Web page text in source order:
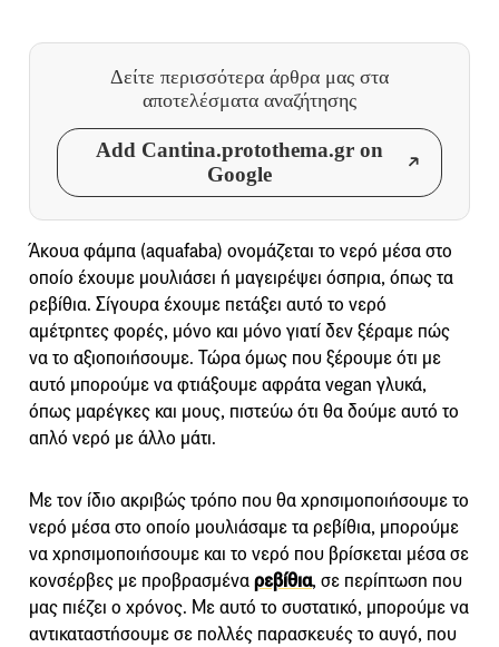
Δείτε περισσότερα άρθρα μας στα
αποτελέσματα αναζήτησης
Add Cantina.protothema.gr on
Google
Άκουα φάμπα (aquafaba) ονομάζεται το νερό μέσα στο
οποίο έχουμε μουλιάσει ή μαγειρέψει όσπρια, όπως τα
ρεβίθια. Σίγουρα έχουμε πετάξει αυτό το νερό
αμέτρητες φορές, μόνο και μόνο γιατί δεν ξέραμε πώς
να το αξιοποιήσουμε. Τώρα όμως που ξέρουμε ότι με
αυτό μπορούμε να φτιάξουμε αφράτα vegan γλυκά,
όπως μαρέγκες και μους, πιστεύω ότι θα δούμε αυτό το
απλό νερό με άλλο μάτι.
Με τον ίδιο ακριβώς τρόπο που θα χρησιμοποιήσουμε το
νερό μέσα στο οποίο μουλιάσαμε τα ρεβίθια, μπορούμε
να χρησιμοποιήσουμε και το νερό που βρίσκεται μέσα σε
κονσέρβες με προβρασμέναρεβίθια, σε περίπτωση που
μας πιέζει ο χρόνος. Με αυτό το συστατικό, μπορούμε να
αντικαταστήσουμε σε πολλές παρασκευές το αυγό, που